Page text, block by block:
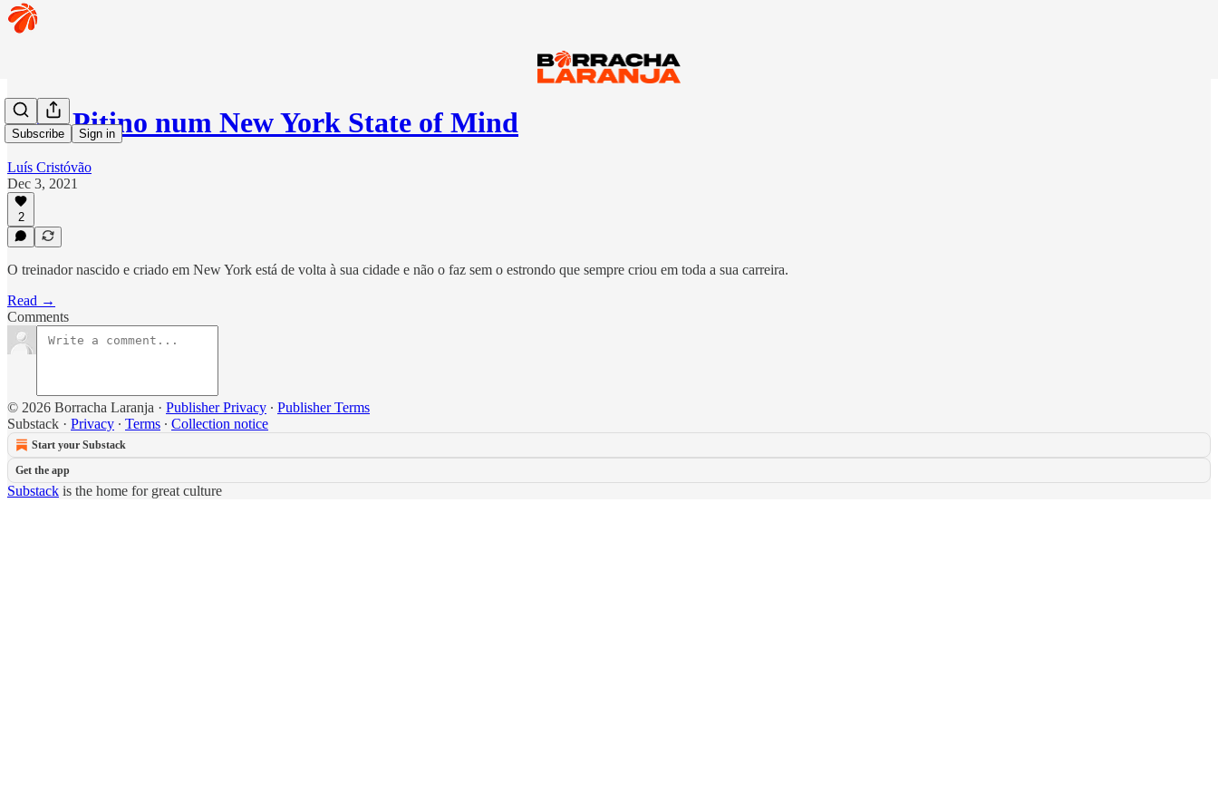
Subscribe Sign in
Rick Pitino num New York State of Mind
Luís Cristóvão
Dec 3, 2021
2
O treinador nascido e criado em New York está de volta à sua cidade e não o faz sem o estrondo que sempre criou em toda a sua carreira.
Read →
Comments
© 2026 Borracha Laranja · Publisher Privacy ∙ Publisher Terms
Substack · Privacy ∙ Terms ∙ Collection notice
Start your Substack
Get the app
Substack is the home for great culture